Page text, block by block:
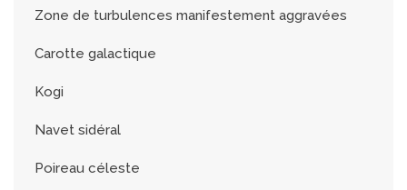
Zone de turbulences manifestement aggravées
Carotte galactique
Kogi
Navet sidéral
Poireau céleste